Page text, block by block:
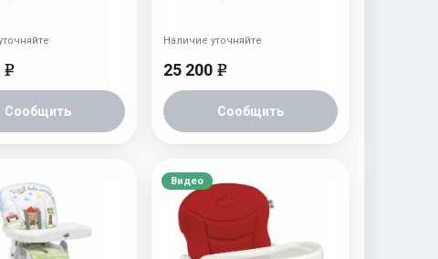
e
Сообщить
25 200 e
Сообщить
Наличие уточняйте
Видео